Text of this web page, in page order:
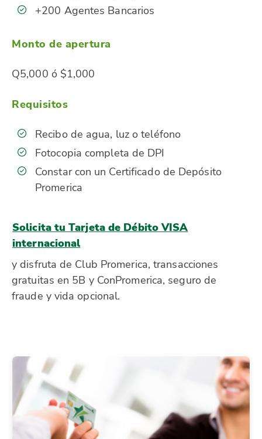
+200 Agentes Bancarios
Monto de apertura
Q5,000 ó $1,000
Requisitos
Recibo de agua, luz o teléfono
Fotocopia completa de DPI
Constar con un Certificado de Depósito
Promerica
Solicita tu Tarjeta de Débito VISA
internacional
y disfruta de Club Promerica, transacciones
gratuitas en 5B y ConPromerica, seguro de
fraude y vida opcional.